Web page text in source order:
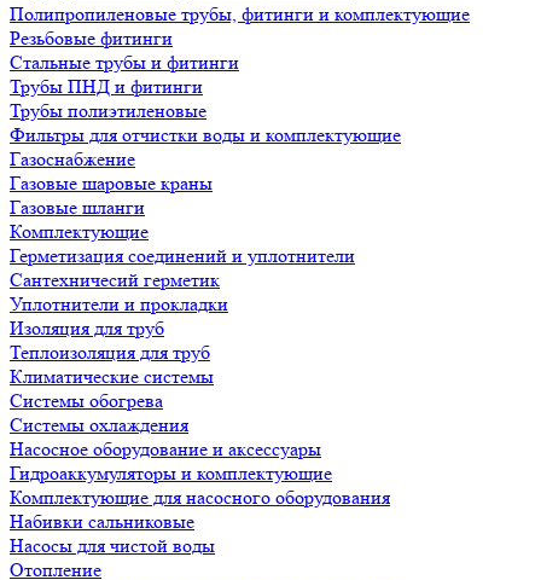
Полипропиленовые трубы, фитинги и комплектующие
Резьбовые фитинги
Стальные трубы и фитинги
Трубы ПНД и фитинги
Трубы полиэтиленовые
Фильтры для отчистки воды и комплектующие
Газоснабжение
Газовые шаровые краны
Газовые шланги
Комплектующие
Герметизация соединений и уплотнители
Сантехничесий герметик
Уплотнители и прокладки
Изоляция для труб
Теплоизоляция для труб
Климатические системы
Системы обогрева
Системы охлаждения
Насосное оборудование и аксессуары
Гидроаккумуляторы и комплектующие
Комплектующие для насосного оборудования
Набивки сальниковые
Насосы для чистой воды
Отопление